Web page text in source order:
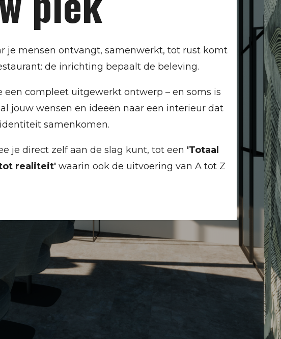
je mensen ontvangt, samenwerkt, tot rust komt
de inrichting bepaalt de beleving.
compleet uitgewerkt ontwerp – en soms is
jouw wensen en ideeën naar een interieur dat
samenkomen.
je direct zelf aan de slag kunt, tot een 'Totaal
realiteit' waarin ook de uitvoering van A tot Z